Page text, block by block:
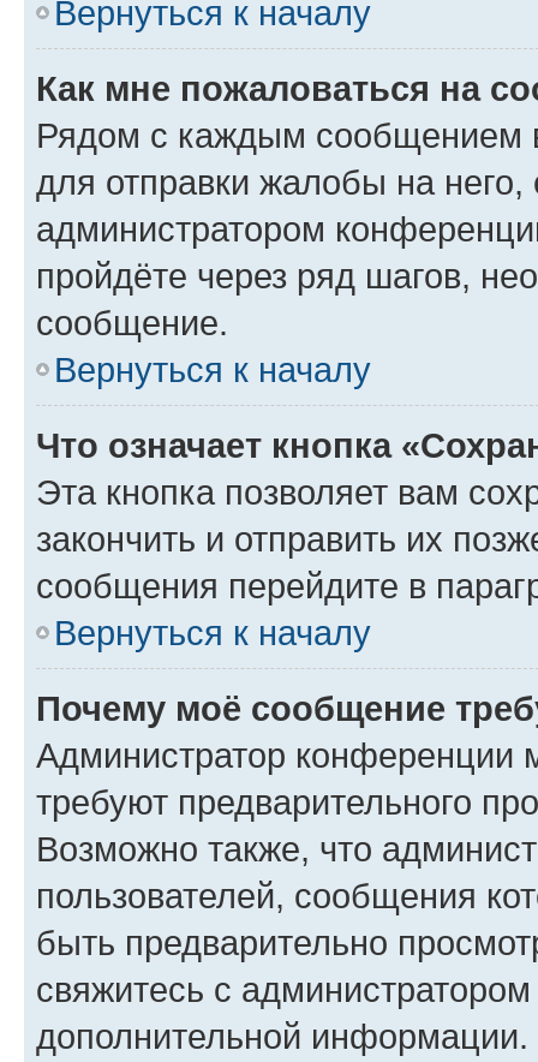
Вернуться к началу
Как мне пожаловаться на
Рядом с каждым сообщением
для отправки жалобы на
администратором
пройдёте через ряд шагов,
сообщение.
Вернуться к началу
Что означает кнопка
Эта кнопка позволяет вам
закончить и отправить их
сообщения перейдите в
Вернуться к началу
Почему моё сообщение
Администратор конференции
требуют предварительного
Возможно также, что
пользователей, сообщения
быть предварительно
свяжитесь с
дополнительной информации.